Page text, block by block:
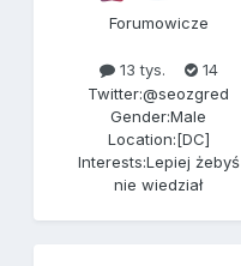
Forumowicze
13 tys.
14
Twitter:@seozgred
Gender:Male
Location:[DC]
Interests:Lepiej żebyś
nie wiedział